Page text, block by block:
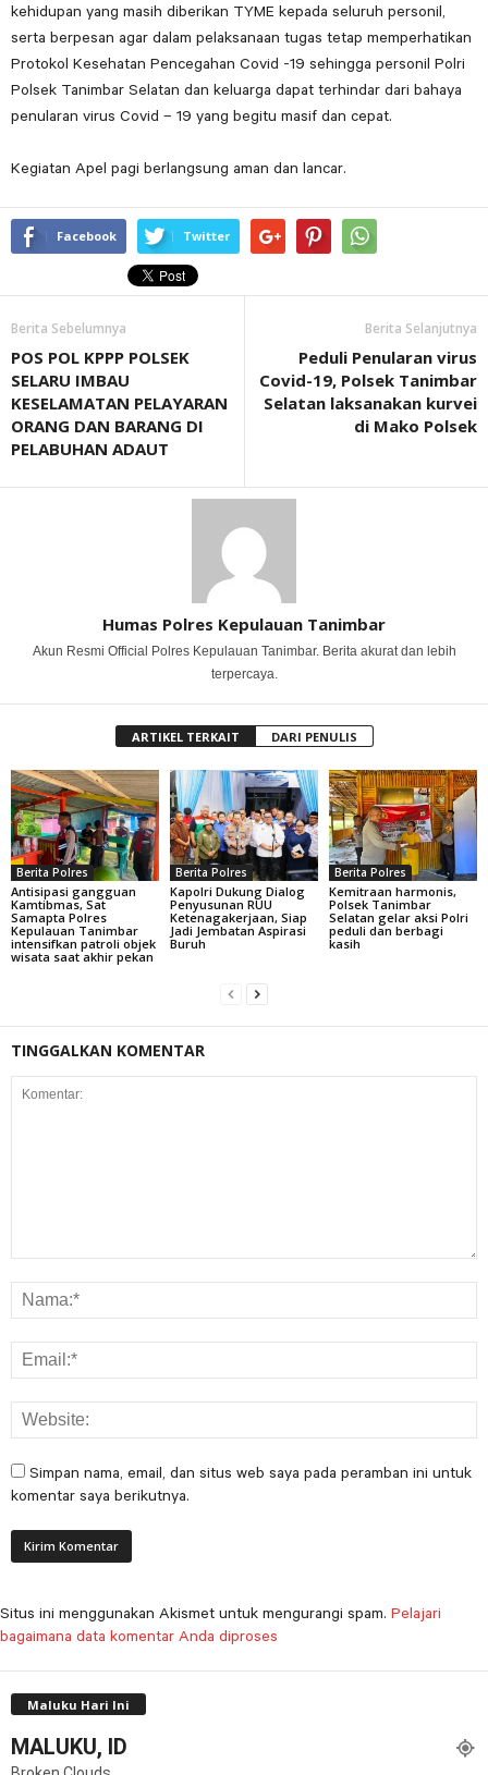
kehidupan yang masih diberikan TYME kepada seluruh personil,
serta berpesan agar dalam pelaksanaan tugas tetap memperhatikan
Protokol Kesehatan Pencegahan Covid -19 sehingga personil Polri
Polsek Tanimbar Selatan dan keluarga dapat terhindar dari bahaya
penularan virus Covid – 19 yang begitu masif dan cepat.
Kegiatan Apel pagi berlangsung aman dan lancar.
Facebook Twitter
Berita Sebelumnya
POS POL KPPP POLSEK
SELARU IMBAU
KESELAMATAN PELAYARAN
ORANG DAN BARANG DI
PELABUHAN ADAUT
Berita Selanjutnya
Peduli Penularan virus
Covid-19, Polsek Tanimbar
Selatan laksanakan kurvei
di Mako Polsek
Humas Polres Kepulauan Tanimbar
Akun Resmi Official Polres Kepulauan Tanimbar. Berita akurat dan lebih
terpercaya.
ARTIKEL TERKAIT DARI PENULIS
Berita Polres
Antisipasi gangguan
Kamtibmas, Sat
Samapta Polres
Kepulauan Tanimbar
intensifkan patroli objek
wisata saat akhir pekan
Berita Polres
Kapolri Dukung Dialog
Penyusunan RUU
Ketenagakerjaan, Siap
Jadi Jembatan Aspirasi
Buruh
Berita Polres
Kemitraan harmonis,
Polsek Tanimbar
Selatan gelar aksi Polri
peduli dan berbagi
kasih
TINGGALKAN KOMENTAR
Simpan nama, email, dan situs web saya pada peramban ini untuk
komentar saya berikutnya.
Situs ini menggunakan Akismet untuk mengurangi spam. Pelajari
bagaimana data komentar Anda diproses
Maluku Hari Ini
MALUKU, ID